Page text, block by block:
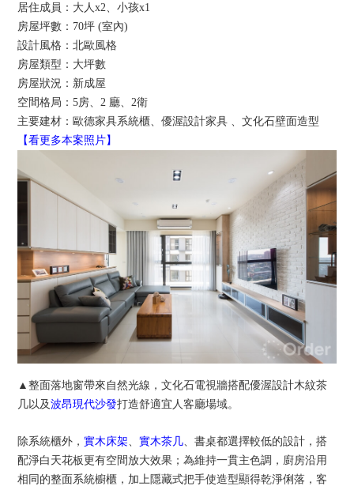
居住成員：大人x2、小孩x1
房屋坪數：70坪 (室內)
設計風格：北歐風格
房屋類型：大坪數
房屋狀況：新成屋
空間格局：5房、2 廳、2衛
主要建材：歐德家具系統櫃、優渥設計家具 、文化石壁面造型
【看更多本案照片】
▲整面落地窗帶來自然光線，文化石電視牆搭配優渥設計木紋茶
几以及波昂現代沙發打造舒適宜人客廳場域。
除系統櫃外，實木床架 、實木茶几 、書桌都選擇較低的設計，搭
配淨白天花板更有空間放大效果；為維持一貫主色調，廚房沿用
相同的整面系統櫥櫃，加上隱藏式把手使造型顯得乾淨俐落，客